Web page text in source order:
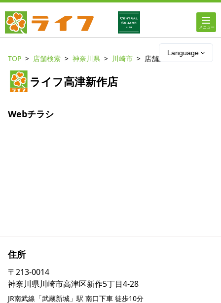
Language
店舗・チラシ情報
Contact us in English
TOP 店舗検索 神奈川県 川崎市 店舗詳細
ライフ高津新作店
Webチラシ
住所
〒213-0014
神奈川県川崎市高津区新作5丁目4-28
JR南武線「武蔵新城」駅 南口下車 徒歩10分